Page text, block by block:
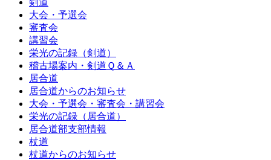
剣道
大会・予選会
審査会
講習会
栄光の記録（剣道）
稽古場案内・剣道Ｑ＆Ａ
居合道
居合道からのお知らせ
大会・予選会・審査会・講習会
栄光の記録（居合道）
居合道部支部情報
杖道
杖道からのお知らせ